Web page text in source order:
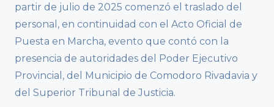
partir de julio de 2025 comenzó el traslado del
personal, en continuidad con el Acto Oficial de
Puesta en Marcha, evento que contó con la
presencia de autoridades del Poder Ejecutivo
Provincial, del Municipio de Comodoro Rivadavia y
del Superior Tribunal de Justicia.